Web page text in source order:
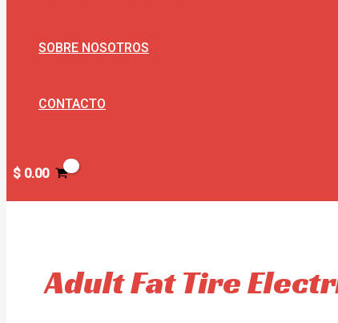
SOBRE NOSOTROS
CONTACTO
$ 0.00
Adult Fat Tire